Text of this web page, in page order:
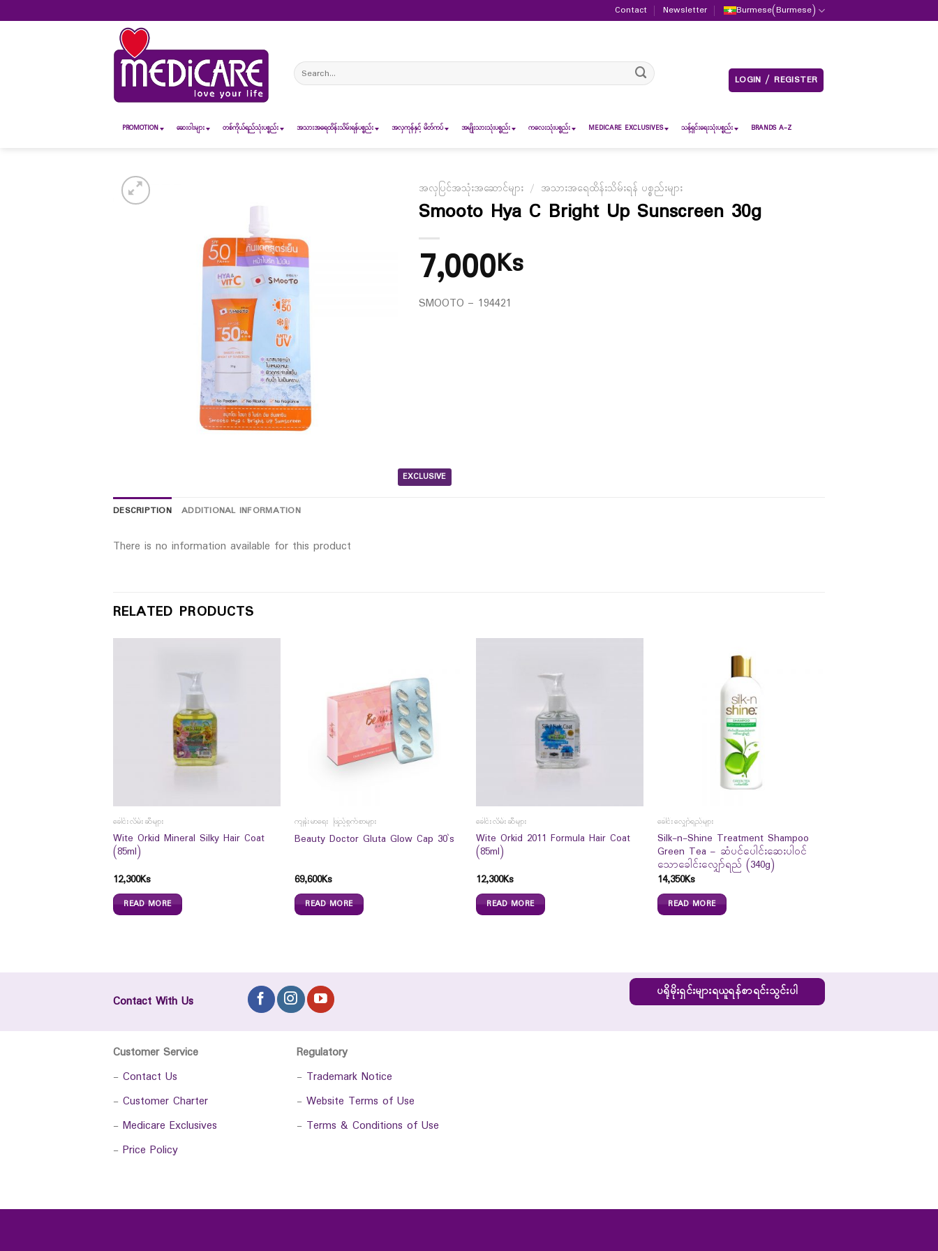
to
Contact Newsletter Burmese(Burmese)
Search
for:
LOGIN / REGISTER
PROMOTION ဆေး၀ါးများ တစ်ကိုယ်ရည်သုံးပစ္စည်း အသားအရေထိန်းသိမ်းရန်ပစ္စည်း အလှကုန်နှင့် မိတ်ကပ် အမျိုးသားသုံးပစ္စည်း ကလေးသုံးပစ္စည်း MEDICARE EXCLUSIVES သန့်ရှင်းရေးသုံးပစ္စည်း BRANDS A-Z
EXCLUSIVE
အလှပြင်အသုံးအဆောင်များ / အသားအရေထိန်းသိမ်းရန် ပစ္စည်းများ
Smooto Hya C Bright Up Sunscreen 30g
7,000Ks
SMOOTO – 194421
DESCRIPTION ADDITIONAL INFORMATION
There is no information available for this product
RELATED PRODUCTS
ခေါင်းလိမ်းဆီများ
Wite Orkid Mineral Silky Hair Coat
(85ml)
12,300Ks
READ MORE
ကျန်းမာရေး ဖြည့်စွက်စာများ
Beauty Doctor Gluta Glow Cap 30`s
69,600Ks
READ MORE
ခေါင်းလိမ်းဆီများ
Wite Orkid 2011 Formula Hair Coat
(85ml)
12,300Ks
READ MORE
ခေါင်းလျှော်ရည်များ
Silk-n-Shine Treatment Shampoo
Green Tea – ဆံပင်ပေါင်းဆေးပါဝင်
သောခေါင်းလျှော်ရည် (340g)
14,350Ks
READ MORE
Contact With Us
ပရိုမိုးရှင်းများရယူရန်စာရင်းသွင်းပါ
Customer Service
- Contact Us
- Customer Charter
- Medicare Exclusives
- Price Policy
Regulatory
- Trademark Notice
- Website Terms of Use
- Terms & Conditions of Use